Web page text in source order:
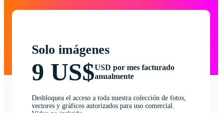
Solo imágenes
9 US$USD por mes facturado
anualmente
Desbloquea el acceso a toda nuestra colección de fotos,
vectores y gráficos autorizados para uso comercial.